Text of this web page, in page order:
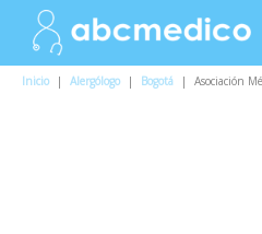
Inicio | Alergólogo | Bogotá | Asociación